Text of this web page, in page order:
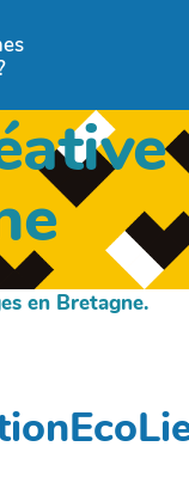
en Bretagne.